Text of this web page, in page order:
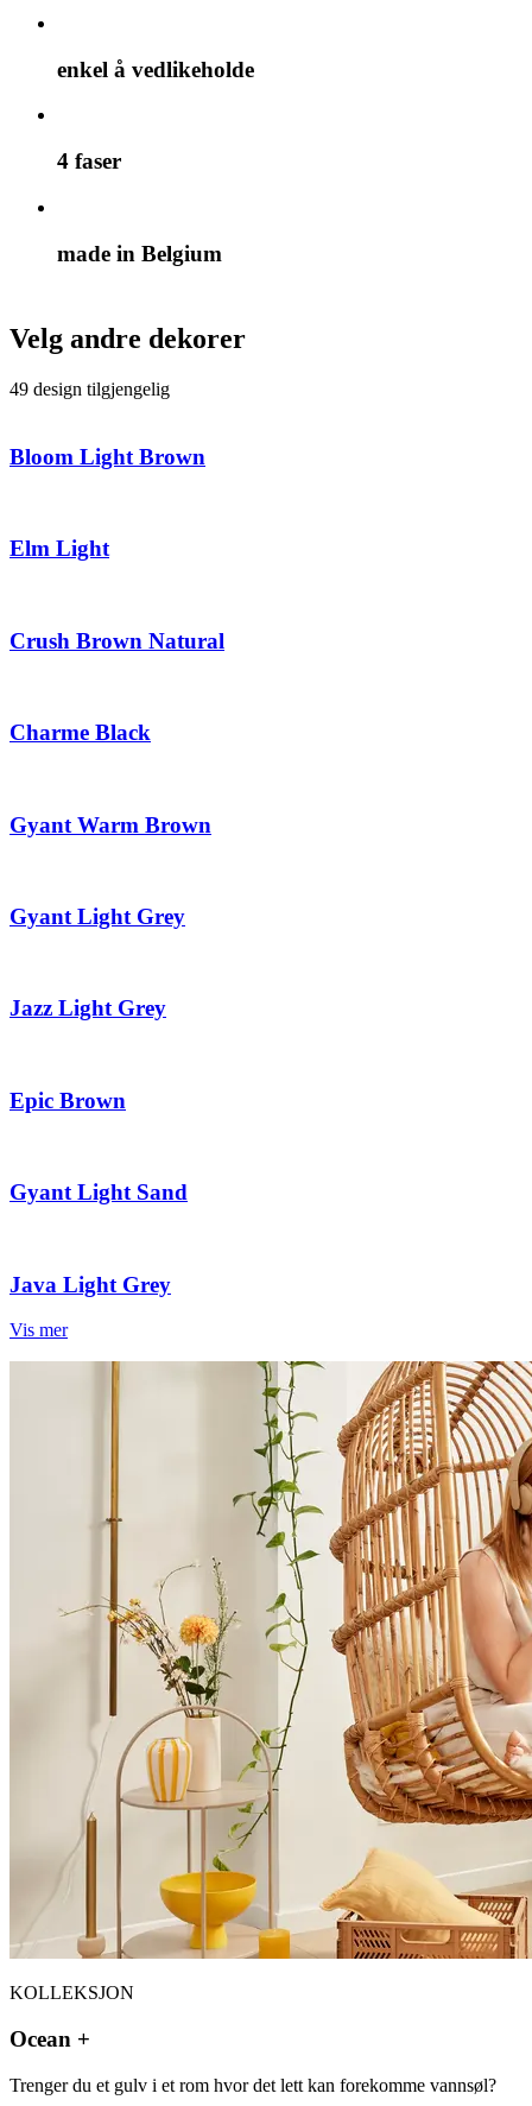
enkel å vedlikeholde
4 faser
made in Belgium
Velg andre dekorer
49 design tilgjengelig
Bloom Light Brown
Elm Light
Crush Brown Natural
Charme Black
Gyant Warm Brown
Gyant Light Grey
Jazz Light Grey
Epic Brown
Gyant Light Sand
Java Light Grey
Vis mer
KOLLEKSJON
Ocean +
Trenger du et gulv i et rom hvor det lett kan forekomme vannsøl?